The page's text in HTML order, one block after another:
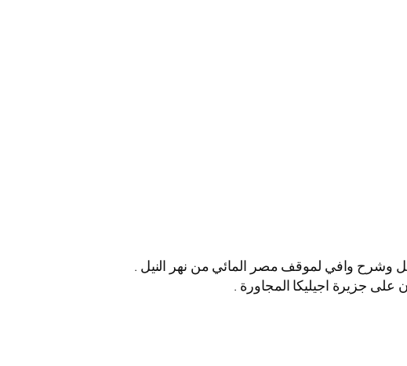
وشرح وافي لموقف مصر المائي من نهر النيل .
على جزيرة اجيليكا المجاورة .